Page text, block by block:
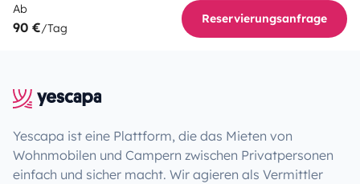
Ab
90 €/Tag
Reservierungsanfrage
Yescapa ist eine Plattform, die das Mieten von
Wohnmobilen und Campern zwischen Privatpersonen
einfach und sicher macht. Wir agieren als Vermittler